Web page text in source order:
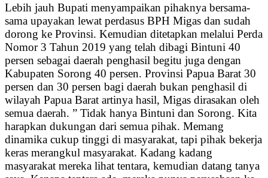
Lebih jauh Bupati menyampaikan pihaknya bersama-
sama upayakan lewat perdasus BPH Migas dan sudah
dorong ke Provinsi. Kemudian ditetapkan melalui Perda
Nomor 3 Tahun 2019 yang telah dibagi Bintuni 40
persen sebagai daerah penghasil begitu juga dengan
Kabupaten Sorong 40 persen. Provinsi Papua Barat 30
persen dan 30 persen bagi daerah bukan penghasil di
wilayah Papua Barat artinya hasil, Migas dirasakan oleh
semua daerah. ” Tidak hanya Bintuni dan Sorong. Kita
harapkan dukungan dari semua pihak. Memang
dinamika cukup tinggi di masyarakat, tapi pihak bekerja
keras merangkul masyarakat. Kadang kadang
masyarakat mereka lihat tentara, kemudian datang tanya